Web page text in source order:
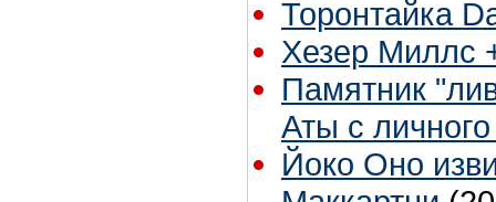
Торонтайка
Хезер Миллс
Памятник
Аты с
Йоко Оно